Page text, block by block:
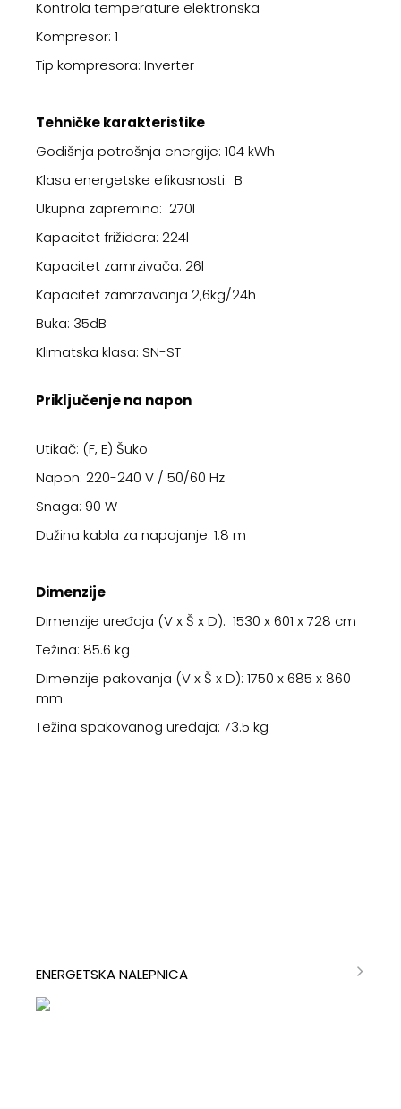
Kontrola temperature elektronska
Kompresor: 1
Tip kompresora: Inverter
Tehničke karakteristike
Godišnja potrošnja energije: 104 kWh
Klasa energetske efikasnosti: B
Ukupna zapremina: 270l
Kapacitet frižidera: 224l
Kapacitet zamrzivača: 26l
Kapacitet zamrzavanja 2,6kg/24h
Buka: 35dB
Klimatska klasa: SN-ST
Priključenje na napon
Utikač: (F, E) Šuko
Napon: 220-240 V / 50/60 Hz
Snaga: 90 W
Dužina kabla za napajanje: 1.8 m
Dimenzije
Dimenzije uređaja (V x Š x D): 1530 x 601 x 728 cm
Težina: 85.6 kg
Dimenzije pakovanja (V x Š x D): 1750 x 685 x 860
mm
Težina spakovanog uređaja: 73.5 kg
ENERGETSKA NALEPNICA